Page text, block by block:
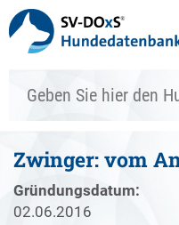
Zwinger: vom
Gründungsdatum:
02.06.2016